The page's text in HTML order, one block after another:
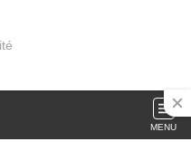
MENU